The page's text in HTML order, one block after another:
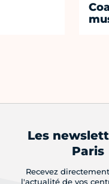
Les
Paris
Recevez
l'actualité de vos